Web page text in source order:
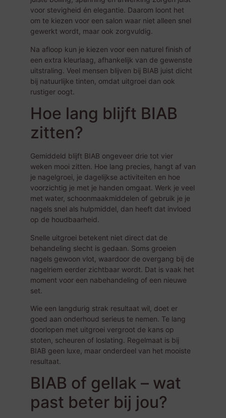
voor stevigheid én elegantie. Daarom loont het
om te kiezen voor een salon waar niet alleen snel
gewerkt wordt, maar ook zorgvuldig.
Na afloop kun je kiezen voor een naturel finish of
een extra kleurlaag, afhankelijk van de gewenste
uitstraling. Veel mensen blijven bij BIAB juist dicht
bij natuurlijke tinten, omdat uitgroei dan ook
rustiger oogt.
Hoe lang blijft BIAB
zitten?
Gemiddeld blijft BIAB ongeveer drie tot vier
weken mooi zitten. Hoe lang precies, hangt af van
je nagelgroei, je dagelijkse activiteiten en hoe
voorzichtig je met je handen omgaat. Werk je veel
met water, schoonmaakmiddelen of gebruik je je
nagels snel als hulpmiddel, dan heeft dat invloed
op de houdbaarheid.
Snelle uitgroei betekent niet direct dat de
behandeling slecht is gedaan. Soms groeien
nagels gewoon vlot, waardoor de overgang bij de
nagelriem eerder zichtbaar wordt. Dat is vaak het
moment voor een nabehandeling of een nieuwe
set.
Wie een langdurig strak resultaat wil, doet er
goed aan onderhoud serieus te nemen. Te lang
doorlopen met uitgroei vergroot de kans op
stoten, scheuren of loslating. Regelmaat is bij
BIAB geen luxe, maar onderdeel van het mooiste
resultaat.
BIAB of gellak – wat
past beter bij jou?